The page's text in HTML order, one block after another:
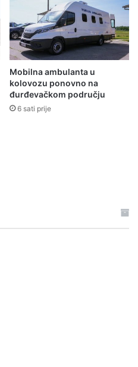
Mobilna ambulanta u
kolovozu ponovno na
đurđevačkom području
6 sati prije